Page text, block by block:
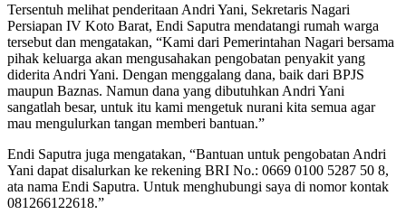
Tersentuh melihat penderitaan Andri Yani, Sekretaris Nagari
Persiapan IV Koto Barat, Endi Saputra mendatangi rumah warga
tersebut dan mengatakan, “Kami dari Pemerintahan Nagari bersama
pihak keluarga akan mengusahakan pengobatan penyakit yang
diderita Andri Yani. Dengan menggalang dana, baik dari BPJS
maupun Baznas. Namun dana yang dibutuhkan Andri Yani
sangatlah besar, untuk itu kami mengetuk nurani kita semua agar
mau mengulurkan tangan memberi bantuan.”
Endi Saputra juga mengatakan, “Bantuan untuk pengobatan Andri
Yani dapat disalurkan ke rekening BRI No.: 0669 0100 5287 50 8,
ata nama Endi Saputra. Untuk menghubungi saya di nomor kontak
081266122618.”